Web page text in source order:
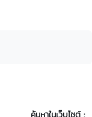
ค้นหาในเว็บไซต์ :